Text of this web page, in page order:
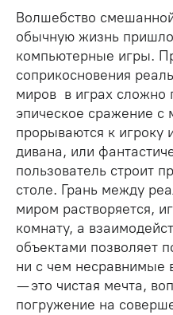
Волшебство
обычную жизнь
компьютерные игры.
соприкосновения
миров в играх сложно
эпическое сражение с
прорываются к игроку
дивана, или
пользователь строит
столе. Грань между
миром растворяется,
комнату, а
объектами позволяет
ни с чем несравнимые
— это чистая мечта,
погружение на